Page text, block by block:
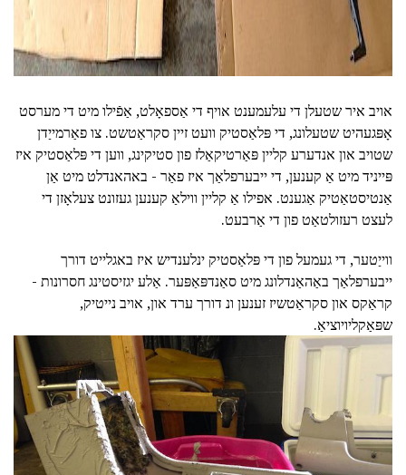
אויב איר שטעלן די עלעמענט אויף די אַספאָלט, אַפֿילו מיט די מערסט
אָפּגעהיט שטעלונג, די פּלאַסטיק וועט זיין סקראַטשט. צו פאַרמייַדן
שטויב און אנדערע קליין פּאַרטיקאַלז פון סטיקינג, ווען די פּלאַסטיק איז
פּייניד מיט אַ קענען, די ייבערפלאַך איז פאַר - באהאנדלט מיט אַן
אַנטיסטאַטיק אַגענט. אפילו אַ קליין ווילאַ קענען געזונט צעלאָזן די
לעצט רעזולטאַט פון די אַרבעט.
ווייַטער, די געמעל פון די פּלאַסטיק ינלענדיש איז באגלייט דורך
ייבערפלאַך באַהאַנדלונג מיט סאַנדפּאַפּער. אַלע יגזיסטינג חסרונות -
קראַקס און סקראַטשיז זענען ונ דורך ערד און, אויב נייטיק,
שפּאַקליויוציאַ.